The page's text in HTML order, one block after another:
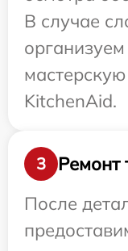
В случае
KitchenAid.
3
Ремонт
После